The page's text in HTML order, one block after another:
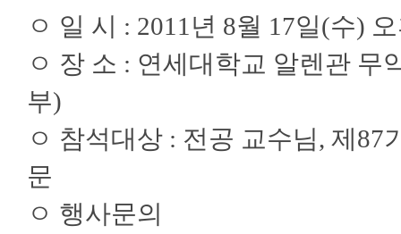
ㅇ 일 시 : 2011년 8월 17일(수)
ㅇ 장 소 : 연세대학교 알렌관 무
부)
ㅇ 참석대상 : 전공 교수님, 제
문
ㅇ 행사문의